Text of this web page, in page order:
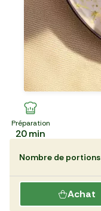
Préparation
20min
Achat
Nombre de portions